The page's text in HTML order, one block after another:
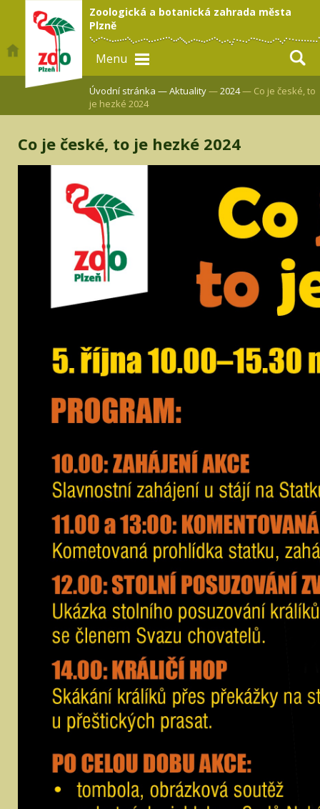
Zoologická a botanická zahrada města
Plzně
Menu
Úvodní stránka —Aktuality—2024— Co je české, to
je hezké 2024
Co je české, to je hezké 2024